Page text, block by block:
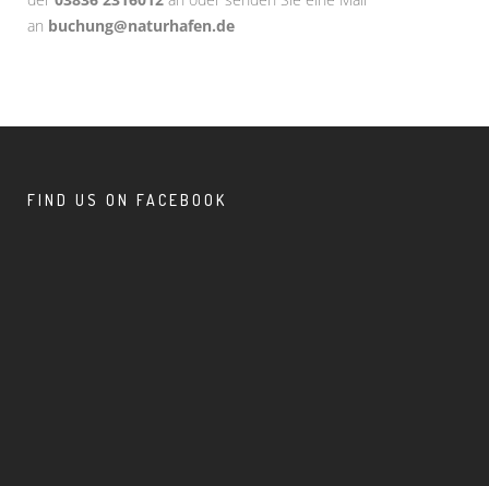
an buchung@naturhafen.de
FIND US ON FACEBOOK